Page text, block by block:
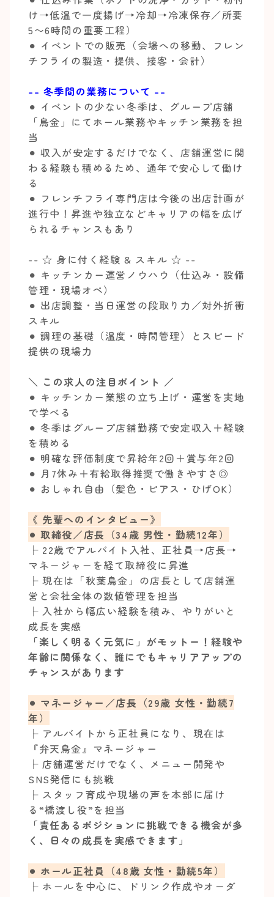
け→低温で一度揚げ→冷却→冷凍保存／所要
5〜6時間の重要工程）
⚫︎ イベントでの販売（会場への移動、フレン
チフライの製造・提供、接客・会計）
-- 冬季間の業務について --
⚫︎ イベントの少ない冬季は、グループ店舗
「鳥金」にてホール業務やキッチン業務を担
当
⚫︎ 収入が安定するだけでなく、店舗運営に関
わる経験も積めるため、通年で安心して働け
る
⚫︎ フレンチフライ専門店は今後の出店計画が
進行中！昇進や独立などキャリアの幅を広げ
られるチャンスもあり
-- ☆ 身に付く経験 & スキル ☆ --
⚫︎ キッチンカー運営ノウハウ（仕込み・設備
管理・現場オペ）
⚫︎ 出店調整・当日運営の段取り力／対外折衝
スキル
⚫︎ 調理の基礎（温度・時間管理）とスピード
提供の現場力
＼ この求人の注目ポイント ／
⚫︎ キッチンカー業態の立ち上げ・運営を実地
で学べる
⚫︎ 冬季はグループ店舗勤務で安定収入＋経験
を積める
⚫︎ 明確な評価制度で昇給年2回＋賞与年2回
⚫︎ 月7休み＋有給取得推奨で働きやすさ◎
⚫︎ おしゃれ自由（髪色・ピアス・ひげOK）
《 先輩へのインタビュー》
⚫︎ 取締役／店長（34歳 男性・勤続12年）
├ 22歳でアルバイト入社、正社員→店長→
マネージャーを経て取締役に昇進
├ 現在は「秋葉鳥金」の店長として店舗運
営と会社全体の数値管理を担当
├ 入社から幅広い経験を積み、やりがいと
成長を実感
「楽しく明るく元気に」がモットー！経験や
年齢に関係なく、誰にでもキャリアアップの
チャンスがあります
⚫︎ マネージャー／店長（29歳 女性・勤続7
年）
├ アルバイトから正社員になり、現在は
『弁天鳥金』マネージャー
├ 店舗運営だけでなく、メニュー開発や
SNS発信にも挑戦
├ スタッフ育成や現場の声を本部に届け
る“橋渡し役”を担当
「責任あるポジションに挑戦できる機会が多
く、日々の成長を実感できます」
⚫︎ ホール正社員（48歳 女性・勤続5年）
├ ホールを中心に、ドリンク作成やオーダ